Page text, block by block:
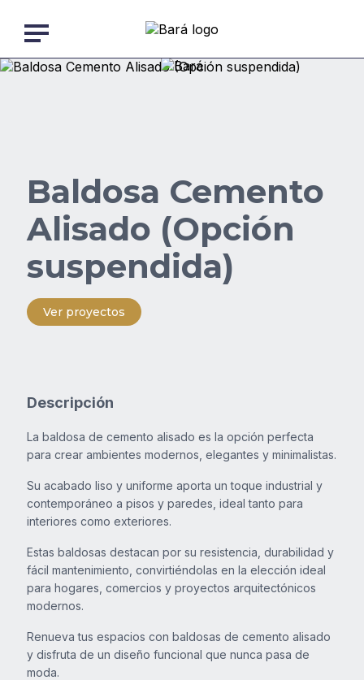
content
Obras
Descargas
Blog
Volver
Baldosa Cemento
Alisado (Opción
suspendida)
Ver proyectos
Descripción
La baldosa de cemento alisado es la opción perfecta
para crear ambientes modernos, elegantes y minimalistas.
Su acabado liso y uniforme aporta un toque industrial y
contemporáneo a pisos y paredes, ideal tanto para
interiores como exteriores.
Estas baldosas destacan por su resistencia, durabilidad y
fácil mantenimiento, convirtiéndolas en la elección ideal
para hogares, comercios y proyectos arquitectónicos
modernos.
Renueva tus espacios con baldosas de cemento alisado
y disfruta de un diseño funcional que nunca pasa de
moda.